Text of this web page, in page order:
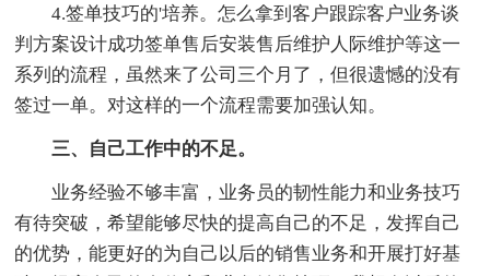
4.签单技巧的'培养。怎么拿到客户跟踪客户业务谈
判方案设计成功签单售后安装售后维护人际维护等这一
系列的流程，虽然来了公司三个月了，但很遗憾的没有
签过一单。对这样的一个流程需要加强认知。
三、自己工作中的不足。
业务经验不够丰富，业务员的韧性能力和业务技巧
有待突破，希望能够尽快的提高自己的不足，发挥自己
的优势，能更好的为自己以后的销售业务和开展打好基